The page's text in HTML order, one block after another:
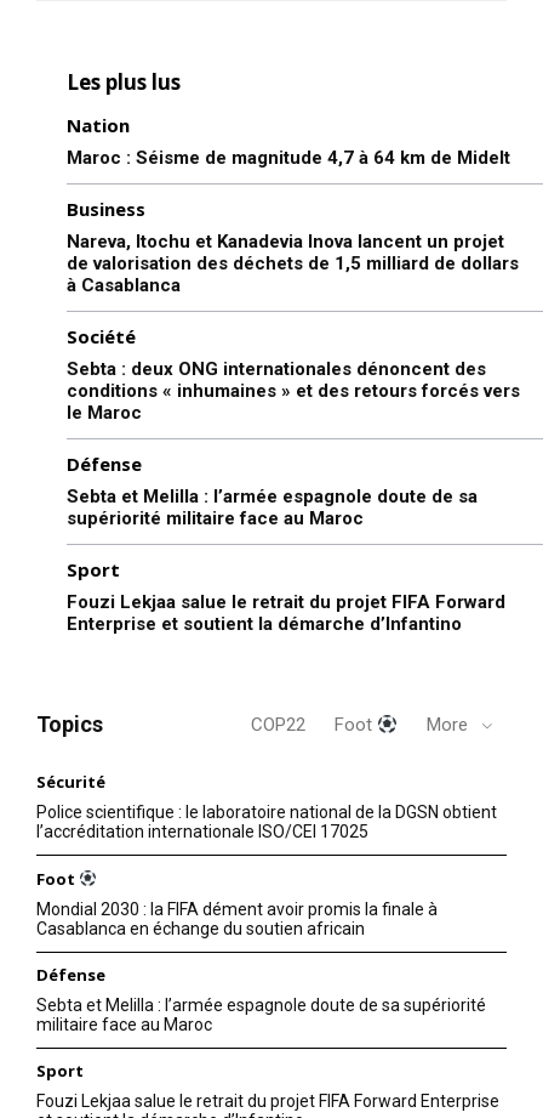
Les plus lus
Nation
Maroc : Séisme de magnitude 4,7 à 64 km de Midelt
Business
Nareva, Itochu et Kanadevia Inova lancent un projet
de valorisation des déchets de 1,5 milliard de dollars
à Casablanca
Société
Sebta : deux ONG internationales dénoncent des
conditions « inhumaines » et des retours forcés vers
le Maroc
Défense
Sebta et Melilla : l’armée espagnole doute de sa
supériorité militaire face au Maroc
Sport
Fouzi Lekjaa salue le retrait du projet FIFA Forward
Enterprise et soutient la démarche d’Infantino
Topics COP22 Foot More
Sécurité
Police scientifique : le laboratoire national de la DGSN obtient
l’accréditation internationale ISO/CEI 17025
Foot
Mondial 2030 : la FIFA dément avoir promis la finale à
Casablanca en échange du soutien africain
Défense
Sebta et Melilla : l’armée espagnole doute de sa supériorité
militaire face au Maroc
Sport
Fouzi Lekjaa salue le retrait du projet FIFA Forward Enterprise